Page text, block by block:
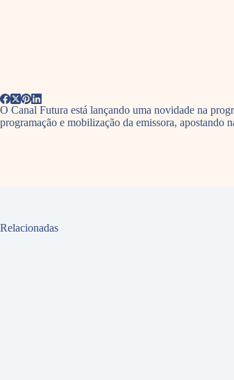
O Canal Futura está lançando uma novidade na
programação e mobilização da emissora, apostando
Relacionadas